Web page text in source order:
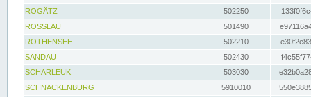
ROGÄTZ
502250
ROSSLAU
501490
ROTHENSEE
502210
SANDAU
502430
SCHARLEUK
503030
SCHNACKENBURG
5910010